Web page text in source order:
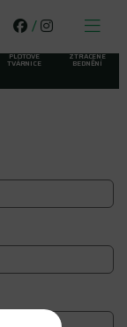
/
PLOTOVÉ
TVÁRNICE
ZTRACENÉ
BEDNĚNÍ